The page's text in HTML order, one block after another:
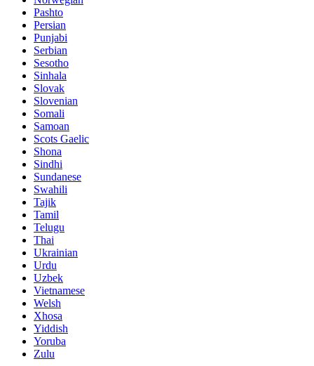
Pashto
Persian
Punjabi
Serbian
Sesotho
Sinhala
Slovak
Slovenian
Somali
Samoan
Scots Gaelic
Shona
Sindhi
Sundanese
Swahili
Tajik
Tamil
Telugu
Thai
Ukrainian
Urdu
Uzbek
Vietnamese
Welsh
Xhosa
Yiddish
Yoruba
Zulu